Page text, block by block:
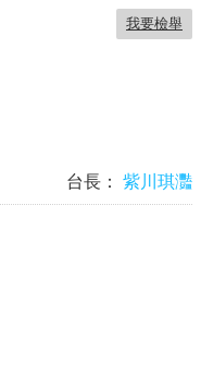
我要檢舉
台長： 紫川琪灩